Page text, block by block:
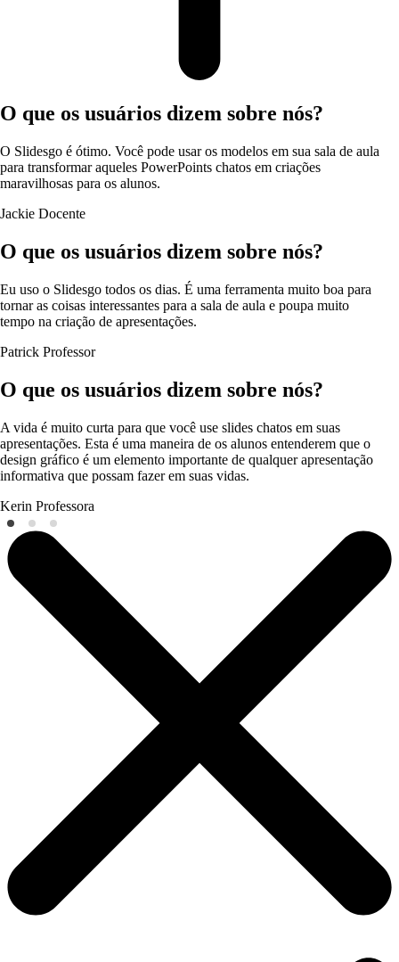
O que os usuários dizem sobre nós?
O Slidesgo é ótimo. Você pode usar os modelos em sua sala de aula
para transformar aqueles PowerPoints chatos em criações
maravilhosas para os alunos.
Jackie Docente
O que os usuários dizem sobre nós?
Eu uso o Slidesgo todos os dias. É uma ferramenta muito boa para
tornar as coisas interessantes para a sala de aula e poupa muito
tempo na criação de apresentações.
Patrick Professor
O que os usuários dizem sobre nós?
A vida é muito curta para que você use slides chatos em suas
apresentações. Esta é uma maneira de os alunos entenderem que o
design gráfico é um elemento importante de qualquer apresentação
informativa que possam fazer em suas vidas.
Kerin Professora